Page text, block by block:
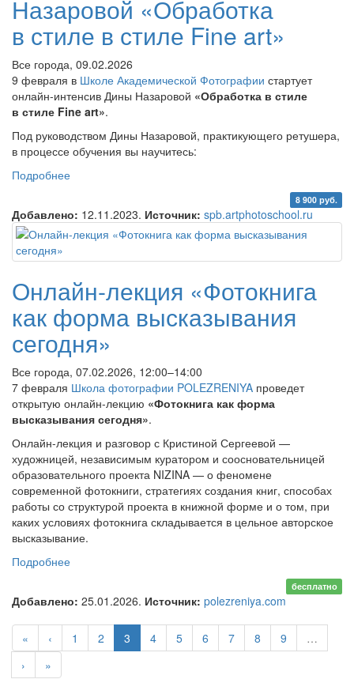
Назаровой «Обработка
в стиле в стиле Fine art»
Все города, 09.02.2026
9 февраля в Школе Академической Фотографии стартует
онлайн-интенсив Дины Назаровой «Обработка в стиле
в стиле Fine art».
Под руководством Дины Назаровой, практикующего ретушера,
в процессе обучения вы научитесь:
Подробнее
8 900 руб.
Добавлено: 12.11.2023. Источник: spb.artphotoschool.ru
Онлайн-лекция «Фотокнига
как форма высказывания
сегодня»
Все города, 07.02.2026, 12:00–14:00
7 февраля Школа фотографии POLEZRENIYA проведет
открытую онлайн-лекцию «Фотокнига как форма
высказывания сегодня».
Онлайн-лекция и разговор с Кристиной Сергеевой —
художницей, независимым куратором и соосновательницей
образовательного проекта NIZINA — о феномене
современной фотокниги, стратегиях создания книг, способах
работы со структурой проекта в книжной форме и о том, при
каких условиях фотокнига складывается в цельное авторское
высказывание.
Подробнее
бесплатно
Добавлено: 25.01.2026. Источник: polezreniya.com
« ‹ 1 2 3 4 5 6 7 8 9
…
›
»